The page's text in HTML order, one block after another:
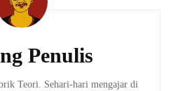
Penulis
Teori. Sehari-hari mengajar di